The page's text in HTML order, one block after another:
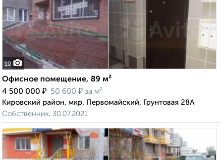
10
Офисное помещение, 89 м²
4 500 000 ₽ 50 600 ₽ за м²
Кировский район, мкр. Первомайский, Грунтовая 28А
Собственник, 30.07.2021